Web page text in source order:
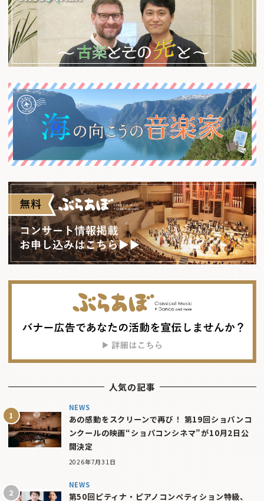
人気の記事
NEWS
あの感動をスクリーンで再び！ 第19回ショパンコ
ンクールの映画“ショパコンシネマ”が10月2日公
開決定
2026年7月31日
NEWS
第50回ピティナ・ピアノコンペティション特級、